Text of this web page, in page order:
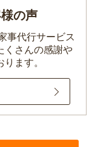
の声
事代行サービス
くさんの感謝や
ます。